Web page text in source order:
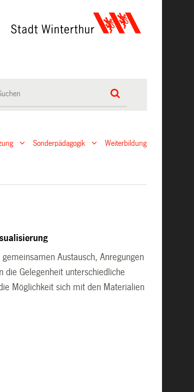
Sonderpädagogik Weiterbildung
Austausch, Anregungen
die Gelegenheit unterschiedliche
Möglichkeit sich mit den Materialien